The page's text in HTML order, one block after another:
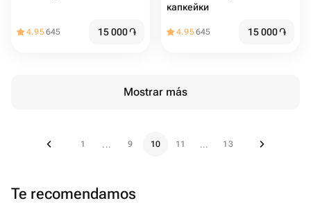
4.95645 15 000֏
капкейки
4.95645 15 000֏
Mostrar más
1 ... 9 10 11 ... 13
Te recomendamos